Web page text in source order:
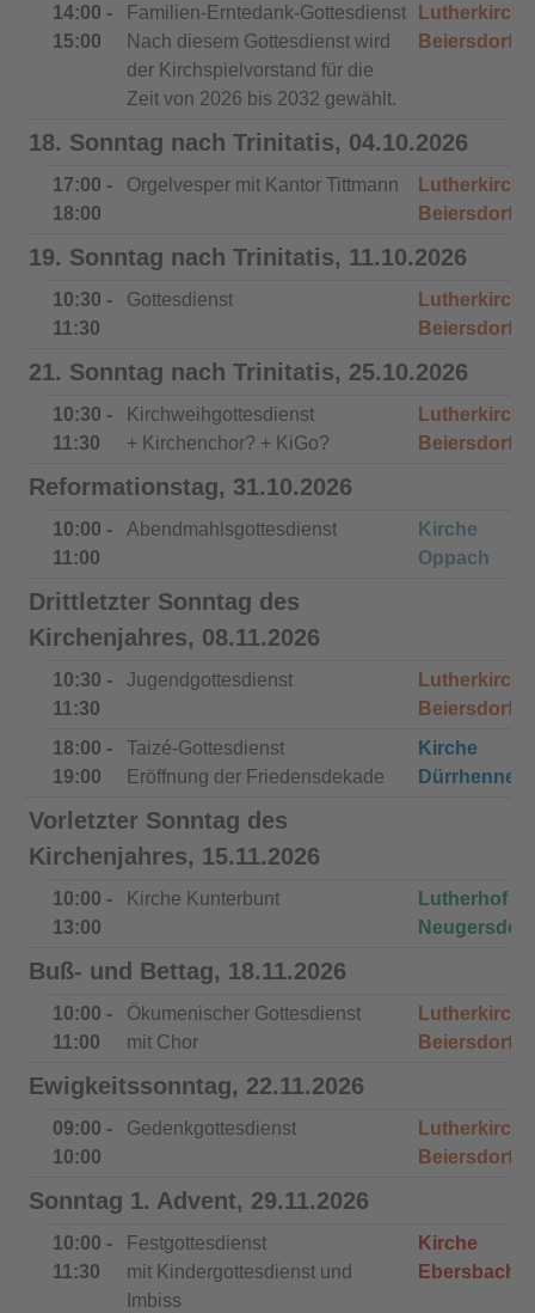
14:00 -
15:00
Familien-Erntedank-Gottesdienst
Nach diesem Gottesdienst wird
der Kirchspielvorstand für die
Zeit von 2026 bis 2032 gewählt.
Lutherkirche
Beiersdorf
18. Sonntag nach Trinitatis, 04.10.2026
17:00 -
18:00
Orgelvesper mit Kantor Tittmann
Lutherkirche
Beiersdorf
19. Sonntag nach Trinitatis, 11.10.2026
10:30 -
11:30
Gottesdienst
Lutherkirche
Beiersdorf
21. Sonntag nach Trinitatis, 25.10.2026
10:30 -
11:30
Kirchweihgottesdienst
+ Kirchenchor? + KiGo?
Lutherkirche
Beiersdorf
Reformationstag, 31.10.2026
10:00 -
11:00
Abendmahlsgottesdienst
Kirche
Oppach
Drittletzter Sonntag des
Kirchenjahres, 08.11.2026
10:30 -
11:30
Jugendgottesdienst
Lutherkirche
Beiersdorf
18:00 -
19:00
Taizé-Gottesdienst
Eröffnung der Friedensdekade
Kirche
Vorletzter Sonntag des
Kirchenjahres, 15.11.2026
10:00 -
13:00
Kirche Kunterbunt
Lutherhof
Neugersdorf
Buß- und Bettag, 18.11.2026
10:00 -
11:00
Ökumenischer Gottesdienst
mit Chor
Lutherkirche
Beiersdorf
Ewigkeitssonntag, 22.11.2026
09:00 -
10:00
Gedenkgottesdienst
Lutherkirche
Beiersdorf
Sonntag 1. Advent, 29.11.2026
10:00 -
11:30
Festgottesdienst
mit Kindergottesdienst und
Imbiss
Kirche
Ebersbach